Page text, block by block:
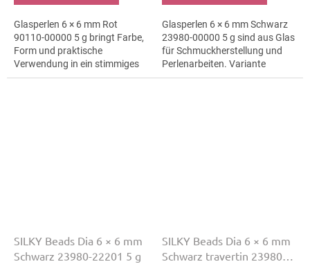
Glasperlen 6 × 6 mm Rot
90110-00000 5 g bringt Farbe,
Form und praktische
Verwendung in ein stimmiges
Schmuckprojekt. Variante
Glasperlen 6 × 6 mm Schwarz
23980-00000 5 g sind aus Glas
für Schmuckherstellung und
Perlenarbeiten. Variante
23980-00000 eignet sich für
SILKY Beads Dia 6 × 6 mm
Schwarz 23980-22201 5 g
SILKY Beads Dia 6 × 6 mm
Schwarz travertin 23980-